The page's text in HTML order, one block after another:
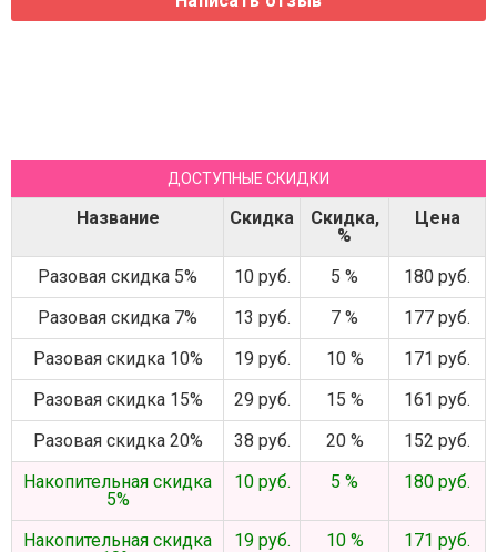
ДОСТУПНЫЕ СКИДКИ
Название Скидка
Скидка,
%
Цена
Разовая скидка 5% 10 руб. 5 %
180 руб.
Разовая скидка 7%
13 руб. 7 %
177 руб.
Разовая скидка 10%
19 руб. 10 %
171 руб.
Разовая скидка 15%
29 руб. 15 %
161 руб.
Разовая скидка 20%
38 руб. 20 %
152 руб.
Накопительная скидка
5%
10 руб. 5 % 180 руб.
Накопительная скидка
19 руб. 10 % 171 руб.